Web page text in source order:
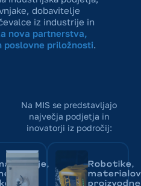
dobavitelje
iz industrije in
nova partnerstva,
poslovne priložnosti.
Na MIS se predstavljajo
največja podjetja in
inovatorji iz področij:
Robotike,
proizvodne